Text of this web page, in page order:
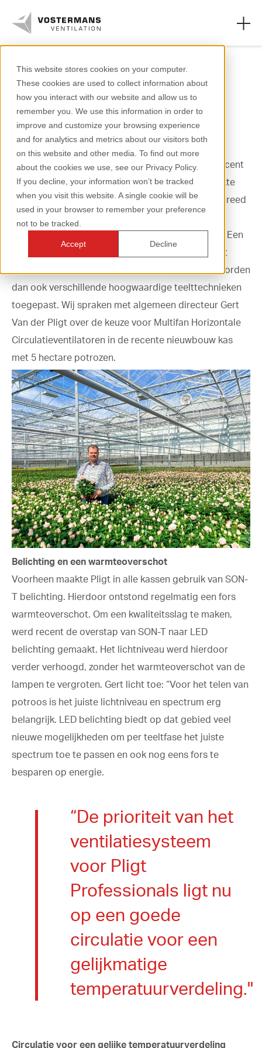
This website stores cookies on your computer.
These cookies are used to collect information about
how you interact with our website and allow us to
remember you. We use this information in order to
improve and customize your browsing experience
and for analytics and metrics about our visitors both
on this website and other media. To find out more
about the cookies we use, see our Privacy Policy.
If you decline, your information won’t be tracked
when you visit this website. A single cookie will be
used in your browser to remember your preference
not to be tracked.
Accept Decline
Ventilatoren
Agrarische oplossingen
Industriële oplossingen
Kennis
Over ons
+31 (0)77 389 32 32
ventilation@vostermans.com
Product selector
Vostermans Companies
Contact
Circulatieventilatoren voor
gelijkmatige
temperatuurverdeling bij
potrozen
Pligt Professionals is een toonaangevende producent
van bloeiende potplanten. Met een glasoppervlakte
van 13 hectare, verspreid over 3 locaties en een breed
aanbod aan plantsoorten levert het familiebedrijf
wekelijks drie- tot vierhonderdduizend planten af. Een
belangrijk uitgangspunt voor de organisatie is het
leveren van een kwaliteitsproduct. In de kassen worden
dan ook verschillende hoogwaardige teelttechnieken
toegepast. Wij spraken met algemeen directeur Gert
Van der Pligt over de keuze voor Multifan Horizontale
Circulatieventilatoren in de recente nieuwbouw kas
met 5 hectare potrozen.
Belichting en een warmteoverschot
Voorheen maakte Pligt in alle kassen gebruik van SON-
T belichting. Hierdoor ontstond regelmatig een fors
warmteoverschot. Om een kwaliteitsslag te maken,
werd recent de overstap van SON-T naar LED
belichting gemaakt. Het lichtniveau werd hierdoor
verder verhoogd, zonder het warmteoverschot van de
lampen te vergroten. Gert licht toe: “Voor het telen van
potroos is het juiste lichtniveau en spectrum erg
belangrijk. LED belichting biedt op dat gebied veel
nieuwe mogelijkheden om per teeltfase het juiste
spectrum toe te passen en ook nog eens fors te
besparen op energie.
“De prioriteit van het
ventilatiesysteem
voor Pligt
Professionals ligt nu
op een goede
circulatie voor een
gelijkmatige
temperatuurverdeling."
Circulatie voor een gelijke temperatuurverdeling